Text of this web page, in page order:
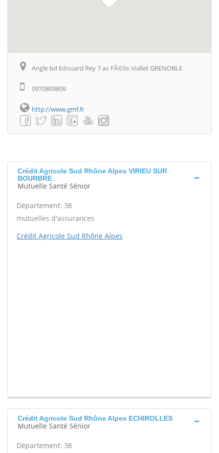
Angle bd Edouard Rey 7 av FÃ©lix Viallet GRENOBLE
0970809809
http://www.gmf.fr
Crédit Agricole Sud Rhône Alpes VIRIEU SUR
BOURBRE
Mutuelle Santé Sénior
Département: 38
mutuelles d'assurances
Crédit Agricole Sud Rhône Alpes
Crédit Agricole Sud Rhône Alpes ECHIROLLES
Mutuelle Santé Sénior
Département: 38